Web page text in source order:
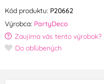
Kód produktu: P20662
Výrobca: PartyDeco
Zaujíma vás tento výrobok?
Do obľúbených